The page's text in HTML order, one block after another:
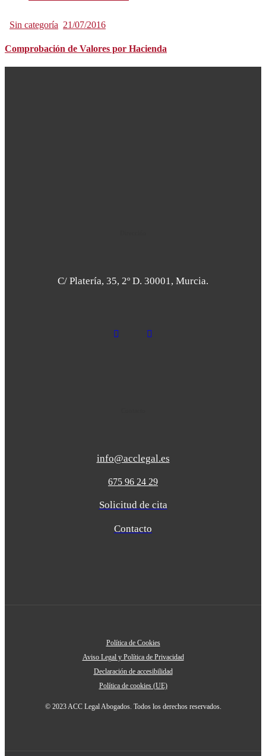
Sin categoría 21/07/2016
Comprobación de Valores por Hacienda
C/ Platería, 35, 2º D. 30001, Murcia.
info@acclegal.es
675 96 24 29
Solicitud de cita
Contacto
Política de Cookies
Aviso Legal y Política de Privacidad
Declaración de accesibilidad
Política de cookies (UE)
© 2023 ACC Legal Abogados. Todos los derechos reservados.